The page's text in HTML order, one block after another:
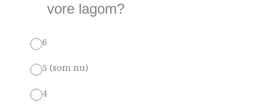
vore lagom?
6
5 (som nu)
4